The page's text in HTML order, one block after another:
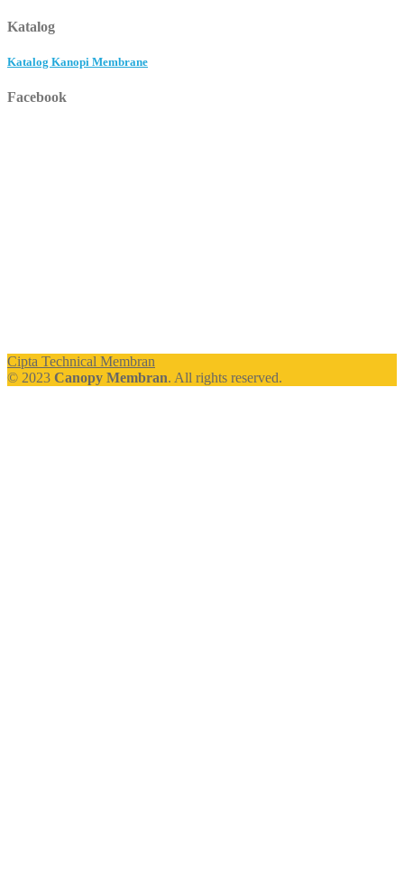
Katalog
Katalog Kanopi Membrane
Facebook
Cipta Technical Membran
© 2023 Canopy Membran. All rights reserved.